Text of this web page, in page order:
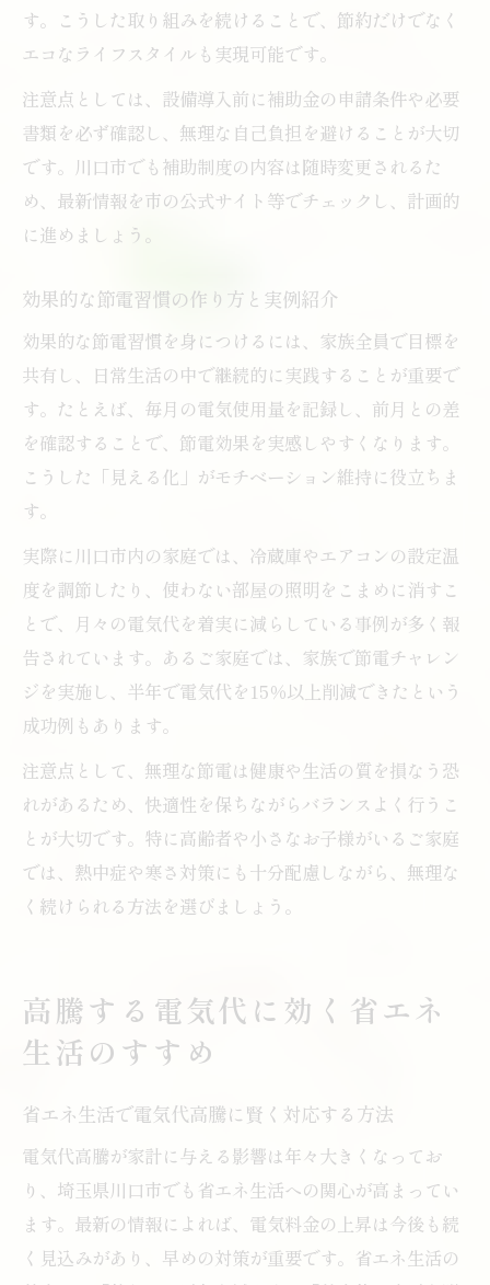
す。こうした取り組みを続けることで、節約だけでなく
エコなライフスタイルも実現可能です。
注意点としては、設備導入前に補助金の申請条件や必要
書類を必ず確認し、無理な自己負担を避けることが大切
です。川口市でも補助制度の内容は随時変更されるた
め、最新情報を市の公式サイト等でチェックし、計画的
に進めましょう。
効果的な節電習慣の作り方と実例紹介
効果的な節電習慣を身につけるには、家族全員で目標を
共有し、日常生活の中で継続的に実践することが重要で
す。たとえば、毎月の電気使用量を記録し、前月との差
を確認することで、節電効果を実感しやすくなります。
こうした「見える化」がモチベーション維持に役立ちま
す。
実際に川口市内の家庭では、冷蔵庫やエアコンの設定温
度を調節したり、使わない部屋の照明をこまめに消すこ
とで、月々の電気代を着実に減らしている事例が多く報
告されています。あるご家庭では、家族で節電チャレン
ジを実施し、半年で電気代を15％以上削減できたという
成功例もあります。
注意点として、無理な節電は健康や生活の質を損なう恐
れがあるため、快適性を保ちながらバランスよく行うこ
とが大切です。特に高齢者や小さなお子様がいるご家庭
では、熱中症や寒さ対策にも十分配慮しながら、無理な
く続けられる方法を選びましょう。
高騰する電気代に効く省エネ
生活のすすめ
省エネ生活で電気代高騰に賢く対応する方法
電気代高騰が家計に与える影響は年々大きくなってお
り、埼玉県川口市でも省エネ生活への関心が高まってい
ます。最新の情報によれば、電気料金の上昇は今後も続
く見込みがあり、早めの対策が重要です。省エネ生活の